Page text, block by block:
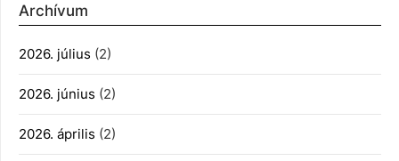
Archívum
2026. július (2)
2026. június (2)
2026. április (2)